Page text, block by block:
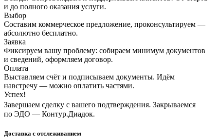
и до полного оказания услуги.
Выбор
Составим коммерческое предложение, проконсультируем —
абсолютно бесплатно.
Заявка
Фиксируем вашу проблему: собираем минимум документов
и сведений, оформляем договор.
Оплата
Выставляем счёт и подписываем документы. Идём
навстречу — можно оплатить частями.
Успех!
Завершаем сделку с вашего подтверждения. Закрываемся
по ЭДО — Контур.Диадок.
Доставка с отслеживанием